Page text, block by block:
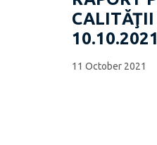
11 October 2021